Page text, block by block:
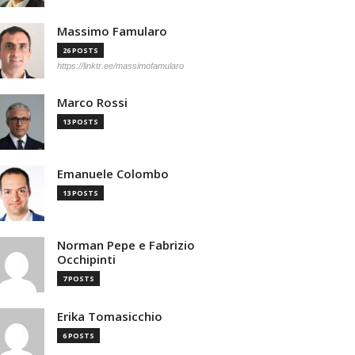
Massimo Famularo
26 POSTS
https://linktr.ee/massimofamularo
Marco Rossi
13 POSTS
Emanuele Colombo
13 POSTS
Norman Pepe e Fabrizio
Occhipinti
7 POSTS
Erika Tomasicchio
6 POSTS